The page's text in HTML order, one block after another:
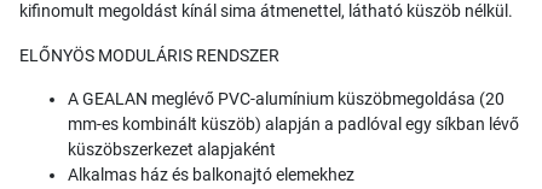
kifinomult megoldást kínál sima átmenettel, látható küszöb nélkül.
ELŐNYÖS MODULÁRIS RENDSZER
A GEALAN meglévő PVC-alumínium küszöbmegoldása (20
mm-es kombinált küszöb) alapján a padlóval egy síkban lévő
küszöbszerkezet alapjaként
Alkalmas ház és balkonajtó elemekhez